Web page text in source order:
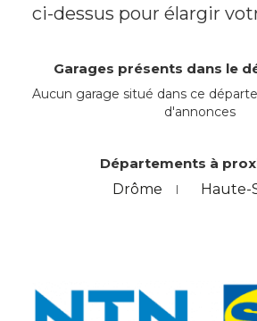
ci-dessus pour élargir
Garages présents dans le
Aucun garage situé dans ce
d'annonces
Départements à
Drôme
Haute-